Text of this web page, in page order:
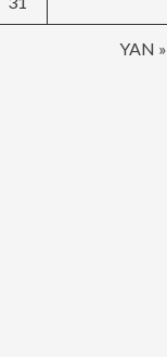
YAN »